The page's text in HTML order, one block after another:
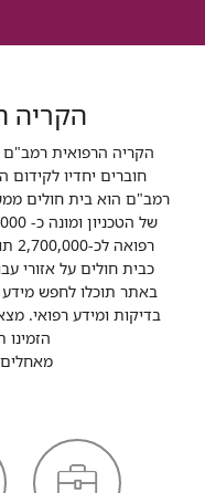
הקריה
הקריה הרפואית רמב"ם
חוברים יחדיו לקידום
רמב"ם הוא בית חולים
כבית חולים על אזורי עבור 12 בתי חולים בצפון מדינת
באתר תוכלו לחפש מידע
בדיקות ומידע רפואי.
הזמינו
מאחלים